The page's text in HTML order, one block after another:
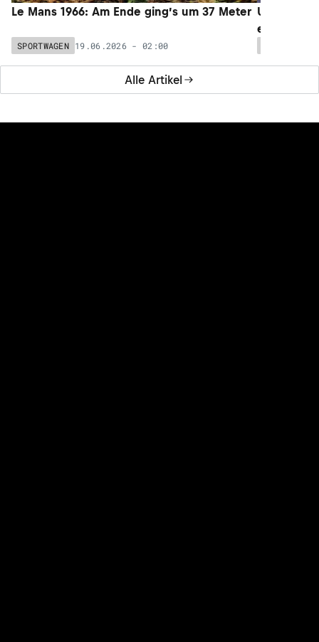
Alle Artikel
Le Mans 1966: Am Ende ging’s um 37 Meter
SPORTWAGEN 19.06.2026 - 02:00
Unser
ein Bub